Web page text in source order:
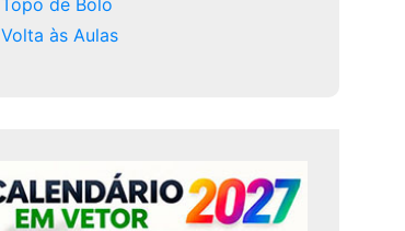
Topo de Bolo
Volta às Aulas